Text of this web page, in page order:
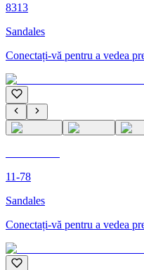
8313
Sandales
Conectați-vă pentru a vedea
11-78
Sandales
Conectați-vă pentru a vedea